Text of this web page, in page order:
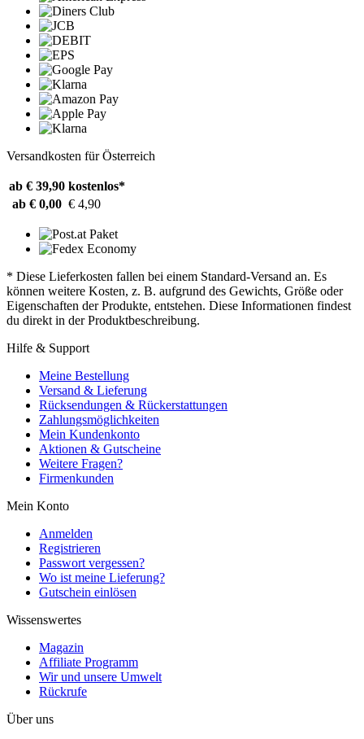
Versandkosten für Österreich
ab € 39,90 kostenlos*
ab € 0,00 € 4,90
* Diese Lieferkosten fallen bei einem Standard-Versand an. Es
können weitere Kosten, z. B. aufgrund des Gewichts, Größe oder
Eigenschaften der Produkte, entstehen. Diese Informationen findest
du direkt in der Produktbeschreibung.
Hilfe & Support
Meine Bestellung
Versand & Lieferung
Rücksendungen & Rückerstattungen
Zahlungsmöglichkeiten
Mein Kundenkonto
Aktionen & Gutscheine
Weitere Fragen?
Firmenkunden
Mein Konto
Anmelden
Registrieren
Passwort vergessen?
Wo ist meine Lieferung?
Gutschein einlösen
Wissenswertes
Magazin
Affiliate Programm
Wir und unsere Umwelt
Rückrufe
Über uns